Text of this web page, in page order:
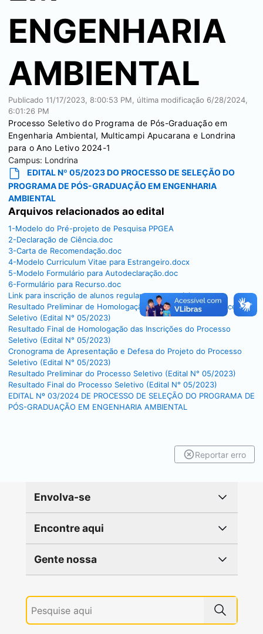
ENGENHARIA
AMBIENTAL
Publicado 11/17/2023, 8:00:53 PM , última modificação 6/28/2024,
6:01:26 PM
Processo Seletivo do Programa de Pós-Graduação em
Engenharia Ambiental, Multicampi Apucarana e Londrina
para o Ano Letivo 2024-1
Campus: Londrina
EDITAL Nº 05/2023 DO PROCESSO DE SELEÇÃO DO
PROGRAMA DE PÓS-GRADUAÇÃO EM ENGENHARIA
AMBIENTAL
Arquivos relacionados ao edital
1-Modelo do Pré-projeto de Pesquisa PPGEA
2-Declaração de Ciência.doc
3-Carta de Recomendação.doc
4-Modelo Curriculum Vitae para Estrangeiro.docx
5-Modelo Formulário para Autodeclaração.doc
6-Formulário para Recurso.doc
Link para inscrição de alunos regulares e especiais
Resultado Preliminar de Homologação das Inscrições do Processo
Seletivo (Edital N° 05/2023)
Resultado Final de Homologação das Inscrições do Processo
Seletivo (Edital N° 05/2023)
Cronograma de Apresentação e Defesa do Projeto do Processo
Seletivo (Edital N° 05/2023)
Resultado Preliminar do Processo Seletivo (Edital N° 05/2023)
Resultado Final do Processo Seletivo (Edital N° 05/2023)
EDITAL Nº 03/2024 DE PROCESSO DE SELEÇÃO DO PROGRAMA DE
PÓS-GRADUAÇÃO EM ENGENHARIA AMBIENTAL
Reportar erro
Envolva-se
Encontre aqui
Gente nossa